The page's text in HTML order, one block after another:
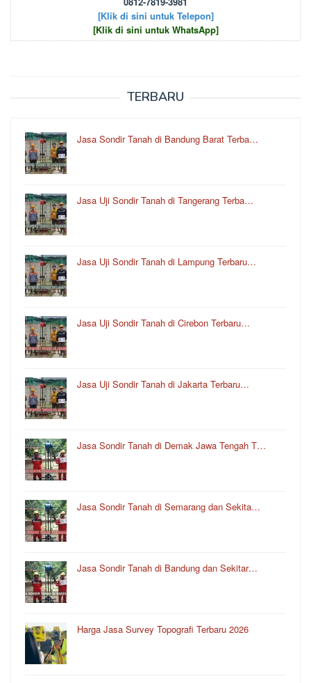
[Klik di sini untuk Telepon]
[Klik di sini untuk WhatsApp]
TERBARU
Jasa Sondir Tanah di Bandung Barat Terba…
Jasa Uji Sondir Tanah di Tangerang Terba…
Jasa Uji Sondir Tanah di Lampung Terbaru…
Jasa Uji Sondir Tanah di Cirebon Terbaru…
Jasa Uji Sondir Tanah di Jakarta Terbaru…
Jasa Sondir Tanah di Demak Jawa Tengah T…
Jasa Sondir Tanah di Semarang dan Sekita…
Jasa Sondir Tanah di Bandung dan Sekitar…
Harga Jasa Survey Topografi Terbaru 2026